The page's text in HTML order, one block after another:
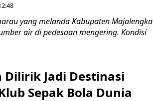
yang melanda Kabupaten Majalengka
air di pedesaan mengering. Kondisi
Jadi Destinasi
Sepak Bola Dunia